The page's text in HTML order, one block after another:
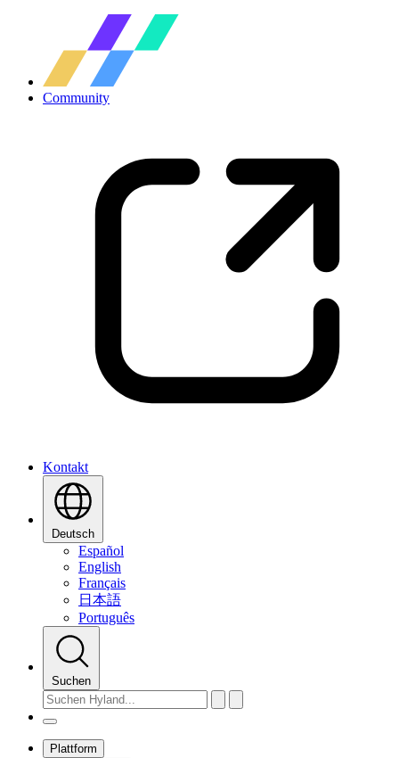
Community
Kontakt
Deutsch
Español
English
Français
日本語
Português
Suchen
Plattform